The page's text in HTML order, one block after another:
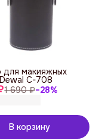
1 690 ₽−28%
для макияжных
C-708
В корзину